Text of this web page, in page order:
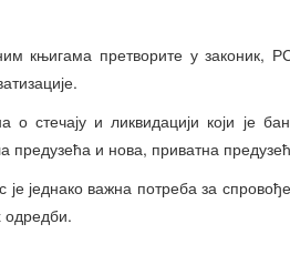
књигама претворите у законик,
о стечају и ликвидацији који је
предузећа и нова, приватна
је једнако важна потреба за
одредби.